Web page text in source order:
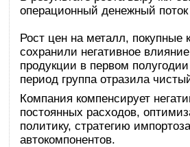
операционный денежный
Рост цен на металл,
сохранили негативное
продукции в первом
период группа отразила
Компания компенсирует
постоянных расходов,
политику, стратегию
автокомпонентов.